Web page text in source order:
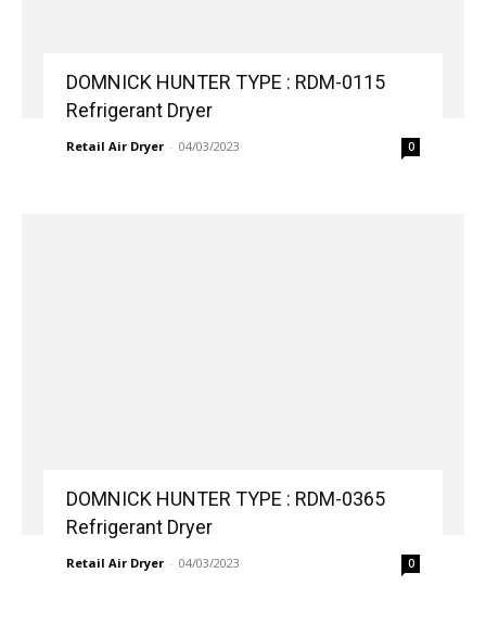
DOMNICK HUNTER TYPE : RDM-0115
Refrigerant Dryer
Retail Air Dryer - 04/03/2023 0
DOMNICK HUNTER TYPE : RDM-0365
Refrigerant Dryer
Retail Air Dryer - 04/03/2023 0